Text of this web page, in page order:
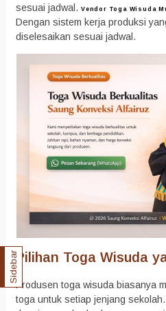
sesuai jadwal. Vendor Toga Wisuda
Dengan sistem kerja produksi
diselesaikan sesuai jadwal.
Pilihan Toga Wisuda
Produsen toga wisuda biasanya
toga untuk setiap jenjang
Sidebar